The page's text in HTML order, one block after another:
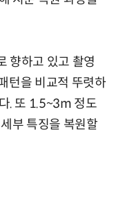
향하고 있고 촬영
턴을 비교적 뚜렷하
. 또 1.5~3m 정도
부 특징을 복원할